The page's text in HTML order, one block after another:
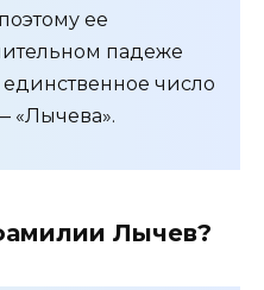
ее
падеже
единственное число
«Лычева».
Лычев?